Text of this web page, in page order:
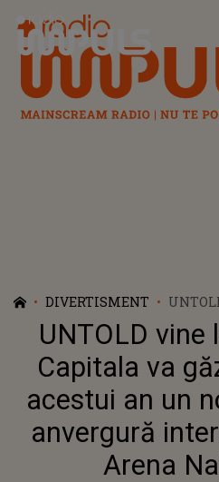
Radio Impuls
DIVERTISMENT
DE
UNTOLD vine
Capitala va
acestui an un
anvergură
Arena